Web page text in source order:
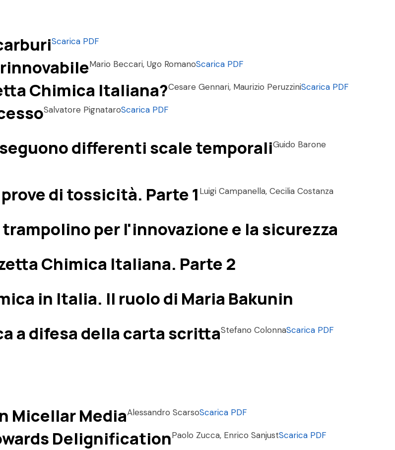
Scarica PDF
Mario Beccari, Ugo RomanoScarica PDF
Chimica Italiana?Cesare Gennari, Maurizio PeruzziniScarica PDF
Salvatore PignataroScarica PDF
differenti scale temporaliGuido Barone
di tossicità. Parte 1 Luigi Campanella, Cecilia Costanza
per l'innovazione e la sicurezza
Chimica Italiana. Parte 2
in Italia. Il ruolo di Maria Bakunin
a difesa della carta scrittaStefano ColonnaScarica PDF
Micellar MediaAlessandro ScarsoScarica PDF
DelignificationPaolo Zucca, Enrico SanjustScarica PDF